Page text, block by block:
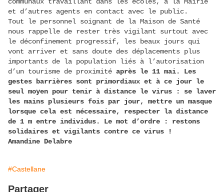
et d’autres agents en contact avec le public.
Tout le personnel soignant de la Maison de Santé
nous rappelle de rester très vigilant surtout avec
le déconfinement progressif, les beaux jours qui
vont arriver et sans doute des déplacements plus
importants de la population liés à l’autorisation
d’un tourisme de proximité après le 11 mai. Les
gestes barrières sont primordiaux et à ce jour le
seul moyen pour tenir à distance le virus : se laver
les mains plusieurs fois par jour, mettre un masque
lorsque cela est nécessaire, respecter la distance
de 1 m entre individus. Le mot d’ordre : restons
solidaires et vigilants contre ce virus !
Amandine Delabre
#Castellane
Partager